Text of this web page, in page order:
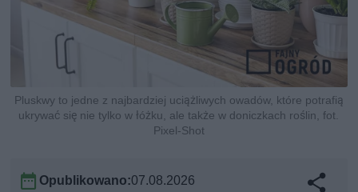
Pluskwy to jedne z najbardziej uciążliwych owadów, które potrafią
ukrywać się nie tylko w łóżku, ale także w doniczkach roślin, fot.
Pixel-Shot
Opublikowano:07.08.2026